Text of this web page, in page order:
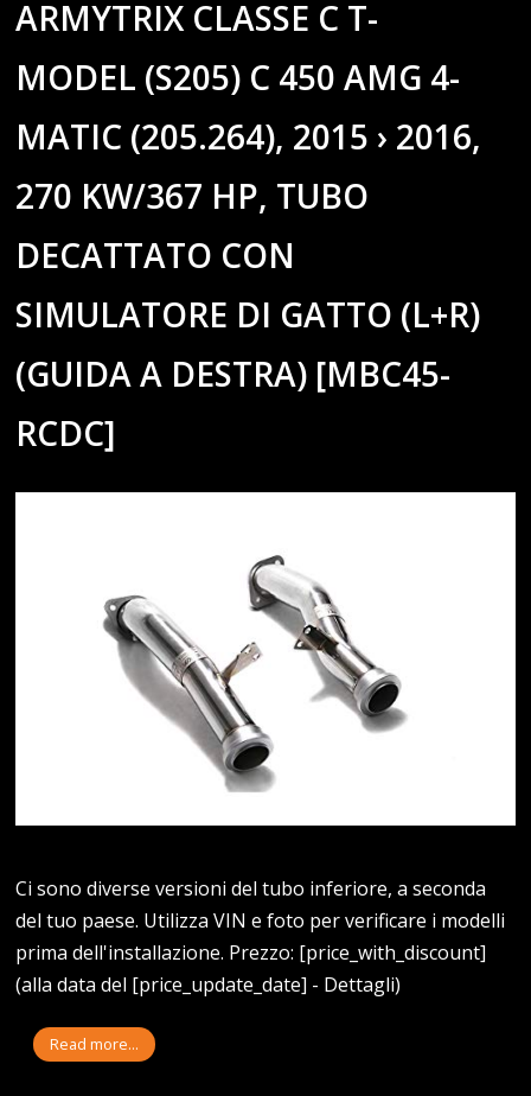
ARMYTRIX CLASSE C T-
MODEL (S205) C 450 AMG 4-
MATIC (205.264), 2015 › 2016,
270 KW/367 HP, TUBO
DECATTATO CON
SIMULATORE DI GATTO (L+R)
(GUIDA A DESTRA) [MBC45-
RCDC]
Ci sono diverse versioni del tubo inferiore, a seconda
del tuo paese. Utilizza VIN e foto per verificare i modelli
prima dell'installazione. Prezzo: [price_with_discount]
(alla data del [price_update_date] - Dettagli)
Read more...